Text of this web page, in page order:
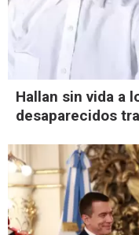
Hallan sin vida a
desaparecidos